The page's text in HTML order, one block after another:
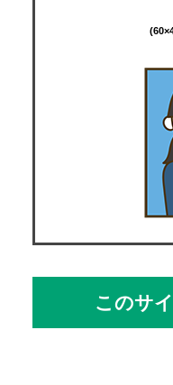
このサ